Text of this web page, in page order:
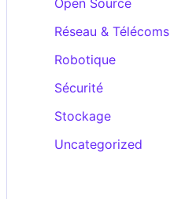
Réseau & Télécoms
Robotique
Sécurité
Stockage
Uncategorized